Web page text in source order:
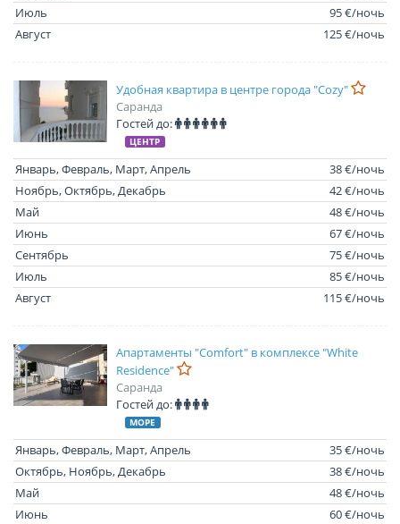
Июль
95 €/ночь
Август
125 €/ночь
Удобная квартира в центре города "Cozy"
Саранда
Гостей до:
ЦЕНТР
Январь, Февраль, Март, Апрель
38 €/ночь
Ноябрь, Октябрь, Декабрь
42 €/ночь
Май
48 €/ночь
Июнь
67 €/ночь
Сентябрь
75 €/ночь
Июль
85 €/ночь
Август
115 €/ночь
Апартаменты "Comfort" в комплексе "White
Residence"
Саранда
Гостей до:
МОРЕ
Январь, Февраль, Март, Апрель
35 €/ночь
Октябрь, Ноябрь, Декабрь
38 €/ночь
Май
48 €/ночь
Июнь
60 €/ночь